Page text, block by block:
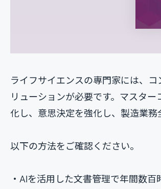
ライフサイエンスの専門家には、
リューションが必要です。マスタ
化し、意思決定を強化し、製造業務
以下の方法をご確認ください。
・AIを活用した文書管理で年間数百